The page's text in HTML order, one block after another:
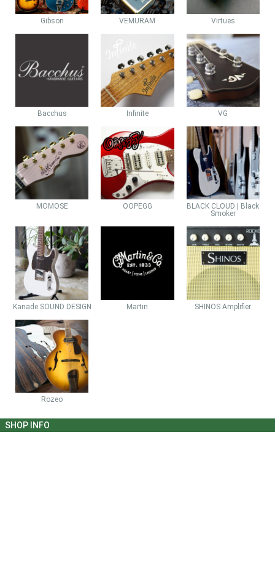
Gibson VEMURAM Virtues
Bacchus Infinite VG
MOMOSE OOPEGG
BLACK CLOUD | Black
Smoker
Kanade SOUND DESIGN Martin SHINOS Amplifier
Rozeo
SHOP INFO